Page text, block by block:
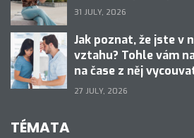
31 JULY, 2026
Jak poznat, že jste v
vztahu? Tohle vám
na čase z něj
27 JULY, 2026
TÉMATA